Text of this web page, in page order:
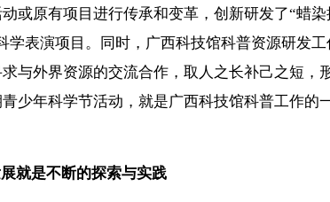
或原有项目进行传承和变革，创新研发了“蜡
表演项目。同时，广西科技馆科普资源研发
与外界资源的交流合作，取人之长补己之短，
少年科学节活动，就是广西科技馆科普工作的
就是不断的探索与实践